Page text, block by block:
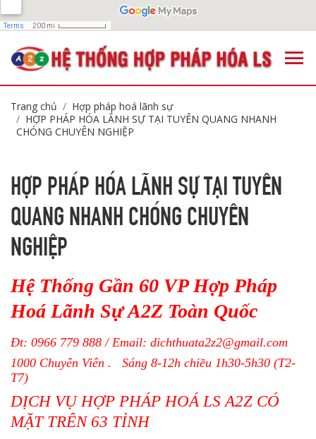
Trang chủ
Hợp pháp hoá lãnh sự
HỢP PHÁP HÓA LÃNH SỰ TẠI TUYÊN QUANG NHANH
CHÓNG CHUYÊN NGHIỆP
HỢP PHÁP HÓA LÃNH SỰ TẠI TUYÊN
QUANG NHANH CHÓNG CHUYÊN
NGHIỆP
Hệ Thống Gần 60 VP Hợp Pháp
Hoá Lãnh Sự A2Z Toàn Quốc
Đt: 0966 779 888 / Email: dichthuata2z2@gmail.com
1000 Chuyên Viên . Sáng 8-12h chiều 1h30-5h30 (T2-
T7)
DỊCH VỤ HỢP PHÁP HOÁ LS A2Z CÓ
MẶT TRÊN 63 TỈNH